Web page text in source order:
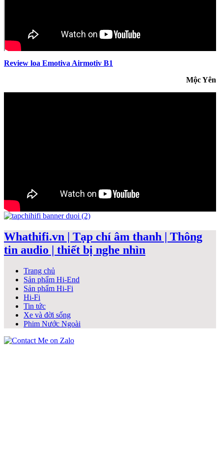
Review loa Emotiva Airmotiv B1
Mộc Yên
Whathifi.vn | Tạp chí âm thanh | Thông
tin audio | thiết bị nghe nhìn
Trang chủ
Sản phẩm Hi-End
Sản phẩm Hi-Fi
Hi-Fi
Tin tức
Xe và đời sống
Phim Nước Ngoài